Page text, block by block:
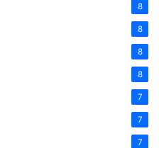
8
8
8
8
7
7
7